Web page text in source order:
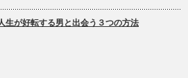
生が好転する男と出会う３つの方法